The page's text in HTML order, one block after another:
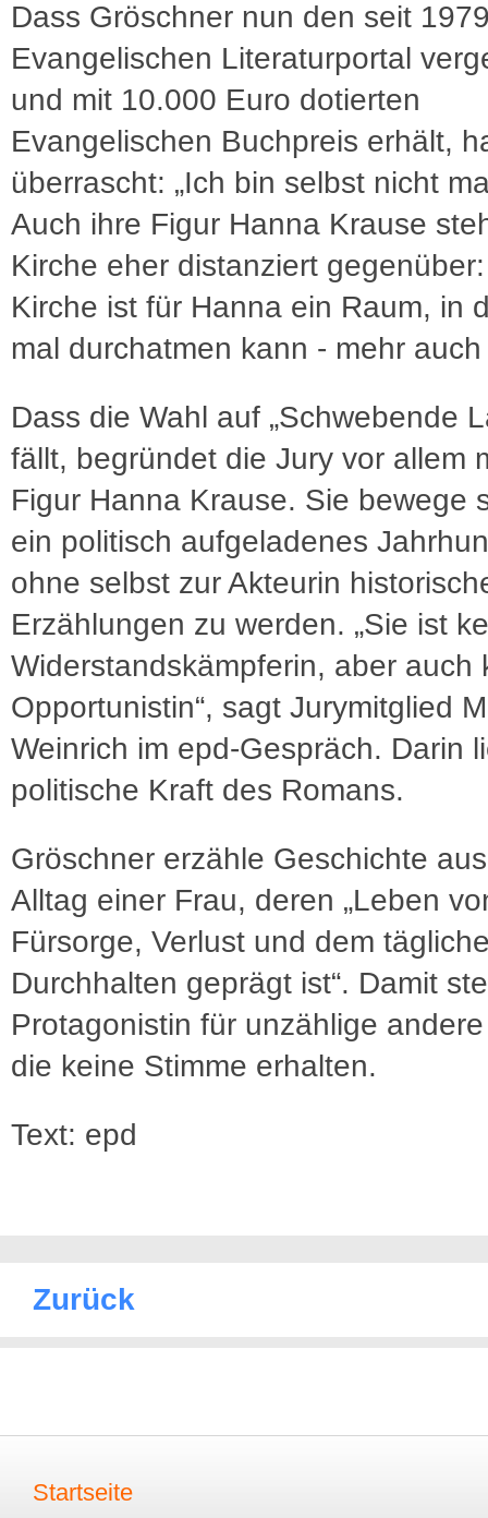
Dass Gröschner nun den seit
Evangelischen Literaturportal
und mit 10.000 Euro dotierten
Evangelischen Buchpreis erhält,
überrascht: „Ich bin selbst nicht
Auch ihre Figur Hanna Krause
Kirche eher distanziert gegenüber:
Kirche ist für Hanna ein Raum, in
mal durchatmen kann - mehr auch
Dass die Wahl auf „Schwebende
fällt, begründet die Jury vor allem
Figur Hanna Krause. Sie bewege
ein politisch aufgeladenes
ohne selbst zur Akteurin
Erzählungen zu werden. „Sie ist
Widerstandskämpferin, aber auch
Opportunistin“, sagt Jurymitglied
Weinrich im epd-Gespräch. Darin
politische Kraft des Romans.
Gröschner erzähle Geschichte
Alltag einer Frau, deren „Leben
Fürsorge, Verlust und dem
Durchhalten geprägt ist“. Damit
Protagonistin für unzählige
die keine Stimme erhalten.
Text: epd
Zurück
Startseite